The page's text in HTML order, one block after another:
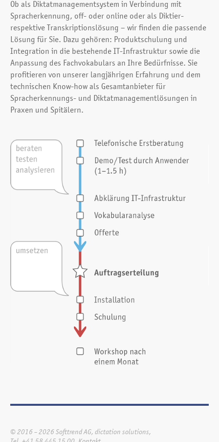
Mund-Kiefer-Gesichtschirurgie
Neurochirurgie
Neurologie
Nuklearmedizin
Onkologie
Ophthalmologie
Orthopädie
Orthopädische Chirurgie
Pathologie
Pädiatrie
Psychotherapie / Psychologie / Psychiatrie
Radiologie
Rheumatologie
Schmerzmedizin
Urologie / Nephrologie
Ob als Diktatmanagementsystem in Verbindung mit
Spracherkennung, off- oder online oder als Diktier-
respektive Transkriptionslösung – wir finden die passende
Lösung für Sie. Dazu gehören: Produktschulung und
Integration in die bestehendeIT-Infrastruktur sowie die
Anpassung des Fach­vokabulars an Ihre Bedürfnisse. Sie
profitieren von unserer langjährigen Erfahrung und dem
technischen Know-how als Gesamtanbieter für
Spracherkennungs- und Diktat­management­lösungen in
Praxen und Spitälern.
© 2016 – 2026 Softtrend AG, dictation solutions,